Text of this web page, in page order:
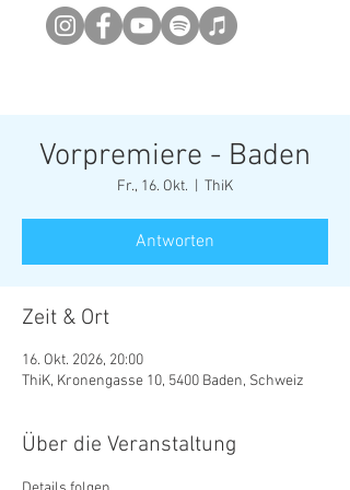
Vorpremiere - Baden
Fr., 16. Okt. ThiK
Antworten
Zeit & Ort
16. Okt. 2026, 20:00
ThiK, Kronengasse 10, 5400 Baden, Schweiz
Über die Veranstaltung